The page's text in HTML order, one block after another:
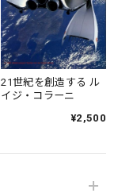
21世紀を創造する ル
イジ・コラーニ
¥2,500